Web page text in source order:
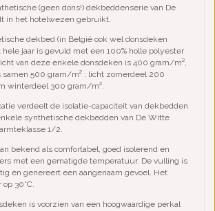
(geen dons!) dekbeddenserie van De
in het hotelwezen gebruikt.
dekbed (in België ook wel donsdeken
hele jaar is gevuld met een 100% holle polyester
van deze enkele donsdeken is 400 gram/m²,
samen 500 gram/m² : licht zomerdeel 200
winterdeel 300 gram/m².
verdeelt de isolatie-capaciteit van dekbedden
synthetische dekbedden van De Witte
1/2.
bekend als comfortabel, goed isolerend en
met een gematigde temperatuur. De vulling is
en genereert een aangenaam gevoel. Het
30°C.
is voorzien van een hoogwaardige perkal